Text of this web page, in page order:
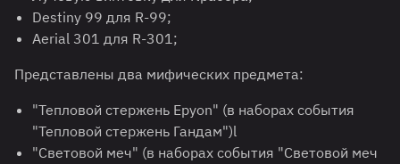
Destiny 99 для R-99;
Aerial 301 для R-301;
Представлены два мифических предмета:
"Тепловой стержень Epyon" (в наборах события
"Тепловой стержень Гандам")l
"Световой меч" (в наборах события "Световой меч